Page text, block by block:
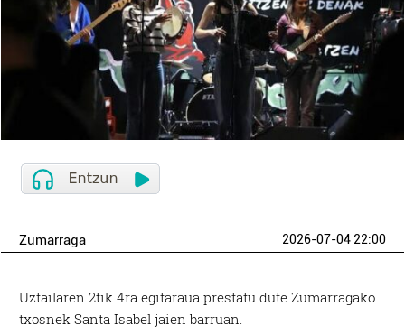
Zumarraga 2026-07-04 22:00
Uztailaren 2tik 4ra egitaraua prestatu dute Zumarragako
txosnek Santa Isabel jaien barruan.